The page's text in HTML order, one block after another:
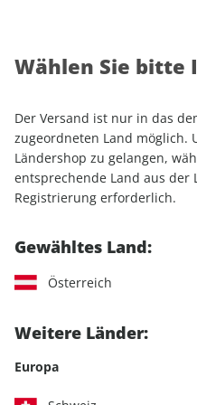
Startseite Einzelhefte
Wählen Sie bitte
Der Versand ist nur in das
zugeordneten Land möglich.
Ländershop zu gelangen,
entsprechende Land aus der
Registrierung erforderlich.
Gewähltes Land:
Österreich
Weitere Länder:
Europa